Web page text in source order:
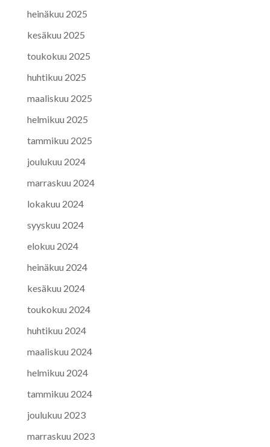
heinäkuu 2025
kesäkuu 2025
toukokuu 2025
huhtikuu 2025
maaliskuu 2025
helmikuu 2025
tammikuu 2025
joulukuu 2024
marraskuu 2024
lokakuu 2024
syyskuu 2024
elokuu 2024
heinäkuu 2024
kesäkuu 2024
toukokuu 2024
huhtikuu 2024
maaliskuu 2024
helmikuu 2024
tammikuu 2024
joulukuu 2023
marraskuu 2023